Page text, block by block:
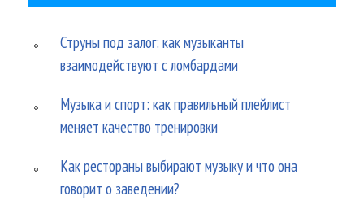
Струны под залог: как музыканты
взаимодействуют с ломбардами
Музыка и спорт: как правильный плейлист
меняет качество тренировки
Как рестораны выбирают музыку и что она
говорит о заведении?